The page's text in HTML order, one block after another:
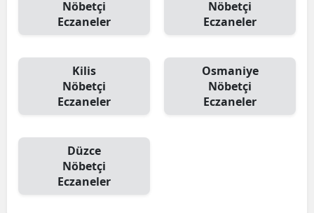
Nöbetçi
Eczaneler
Nöbetçi
Eczaneler
Kilis
Nöbetçi
Eczaneler
Osmaniye
Nöbetçi
Eczaneler
Düzce
Nöbetçi
Eczaneler